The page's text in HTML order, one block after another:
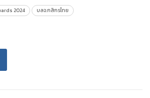
านกรรมการบริหาร บลจ.กสิกรไทย เป็นผู้แทน
ยี่ยมแห่งปี (Best Asset Management
ะนางสาวธิดาศิริ ศรีสมิต, CFA, Chief
งกรรมการผู้จัดการ สายงานจัดการลงทุน)
ทนรับมอบรางวัลบลจ.ยอดเยี่ยมแห่งปีด้าน
Management Company Awards – ESG)
2024 บลจ.กสิกรไทย